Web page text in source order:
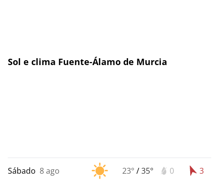
Sol e clima Fuente-Álamo de Murcia
Sábado 8 ago 23° /35° 0 3